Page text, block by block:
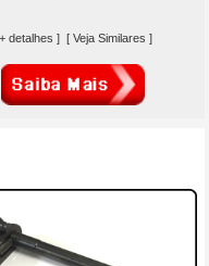
detalhes ] [ Veja Similares ]